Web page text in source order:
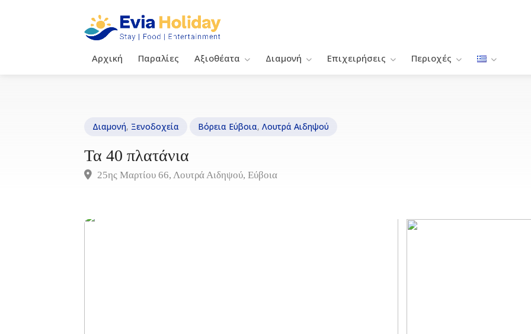
Αρχική Παραλίες Αξιοθέατα Διαμονή Επιχειρήσεις Περιοχές
Διαμονή, Ξενοδοχεία Βόρεια Εύβοια, Λουτρά Αιδηψού
Τα 40 πλατάνια
25ης Μαρτίου 66, Λουτρά Αιδηψού, Εύβοια